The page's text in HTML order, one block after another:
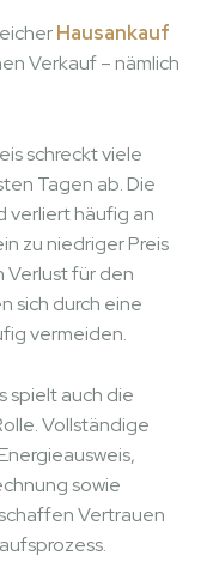
Hausankauf
Verkauf – nämlich
schreckt viele
Tagen ab. Die
verliert häufig an
zu niedriger Preis
Verlust für den
sich durch eine
vermeiden.
spielt auch die
Vollständige
sowie
Vertrauen